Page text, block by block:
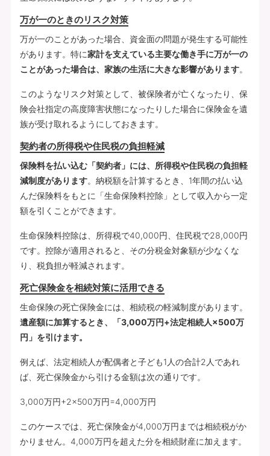
万が一のときのリスク対策
万が一のことがあった場合、資金面の問題が発生する可能性
があります。特に家計を支えている主要な働き手に万が一の
ことがあった場合は、家族の生活に大きな影響があります。
このようなリスク対策として、被保険者が亡くなったり、保
険会社指定の高度障害状態になったりした場合に保険金を遺
族が受け取れるようにしておきます。
契約者の所得税や住民税の負担軽減
保険料を払い込む「契約者」には、所得税や住民税の負担軽
減制度があります。納税額を計算するとき、1年間の払い込
んだ保険料をもとに「生命保険料控除」として収入から一定
額を引くことができます。
生命保険料控除は、所得税で40,000円、住民税で28,000円
です。控除が適用されると、その分税金対象額が少なくな
り、税負担が軽減されます。
死亡保険金を相続対策に活用できる
生命保険の死亡保険金には、相続税の軽減制度があります。
遺産額に加算するとき、「3,000万円+法定相続人×500万
円」を引けます。
例えば、法定相続人が配偶者と子ども1人の合計2人であれ
ば、死亡保険金から引ける金額は次の通りです。
3,000万円+2×500万円=4,000万円
このケースでは、死亡保険金が4,000万円までは相続税がか
かりません。4,000万円を超えた分を相続財産に加えます。